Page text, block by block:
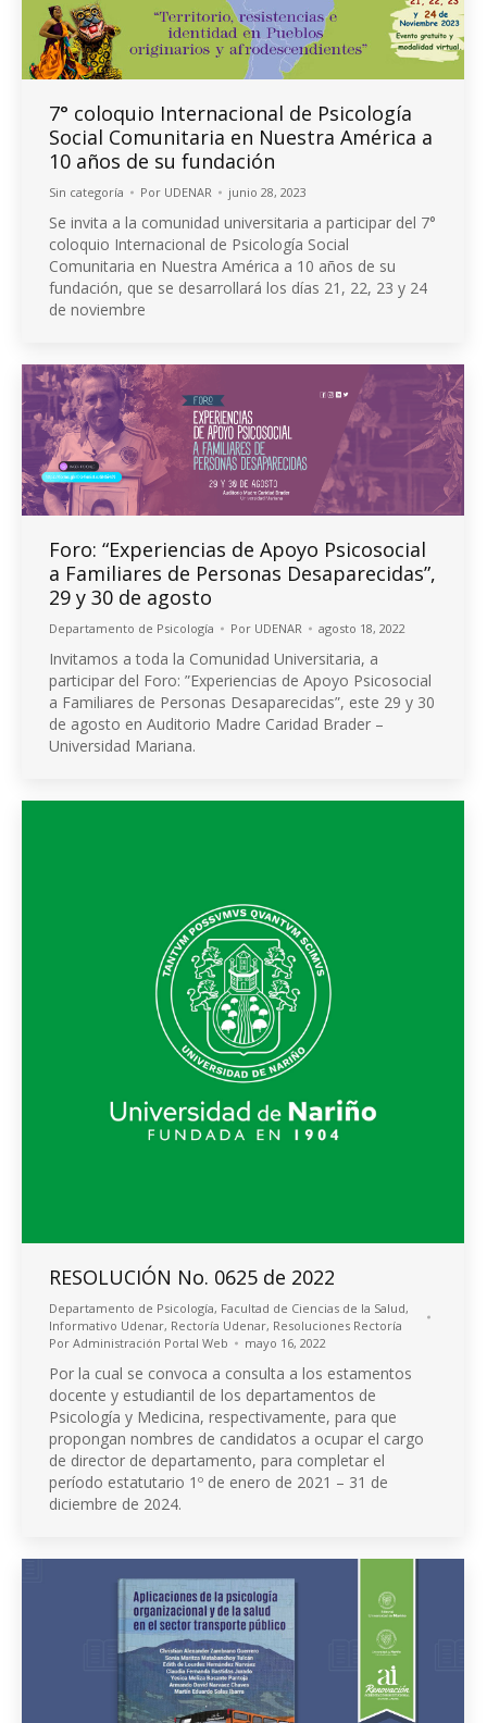
7° coloquio Internacional de Psicología
Social Comunitaria en Nuestra América a
10 años de su fundación
Sin categoría Por UDENAR junio 28, 2023
Se invita a la comunidad universitaria a participar del 7°
coloquio Internacional de Psicología Social
Comunitaria en Nuestra América a 10 años de su
fundación, que se desarrollará los días 21, 22, 23 y 24
de noviembre
Foro: “Experiencias de Apoyo Psicosocial
a Familiares de Personas Desaparecidas”,
29 y 30 de agosto
Departamento de Psicología Por UDENAR agosto 18, 2022
Invitamos a toda la Comunidad Universitaria, a
participar del Foro: ”Experiencias de Apoyo Psicosocial
a Familiares de Personas Desaparecidas”, este 29 y 30
de agosto en Auditorio Madre Caridad Brader –
Universidad Mariana.
RESOLUCIÓN No. 0625 de 2022
Departamento de Psicología, Facultad de Ciencias de la Salud,
Informativo Udenar, Rectoría Udenar, Resoluciones Rectoría
Por Administración Portal Web mayo 16, 2022
Por la cual se convoca a consulta a los estamentos
docente y estudiantil de los departamentos de
Psicología y Medicina, respectivamente, para que
propongan nombres de candidatos a ocupar el cargo
de director de departamento, para completar el
período estatutario 1º de enero de 2021 – 31 de
diciembre de 2024.